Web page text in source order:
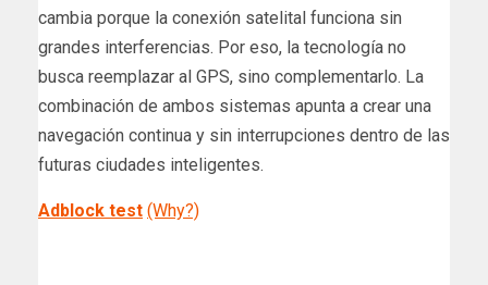
cambia porque la conexión satelital funciona sin
grandes interferencias. Por eso, la tecnología no
busca reemplazar al GPS, sino complementarlo. La
combinación de ambos sistemas apunta a crear una
navegación continua y sin interrupciones dentro de las
futuras ciudades inteligentes.
Adblock test (Why?)